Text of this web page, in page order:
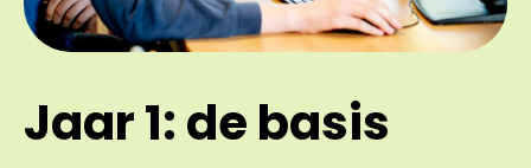
Jaar 1: de basis